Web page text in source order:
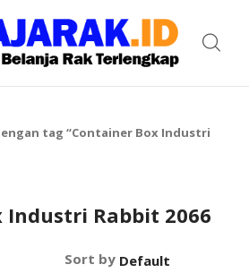
tag “Container Box Industri
Industri Rabbit 2066
Sort by